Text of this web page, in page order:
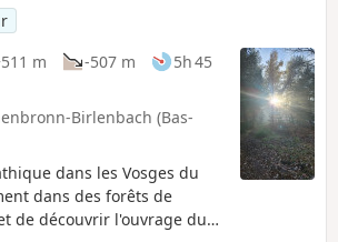
m -507 m
5h 45
Birlenbach (Bas-
dans les Vosges du
dans des forêts de
de découvrir l'ouvrage du